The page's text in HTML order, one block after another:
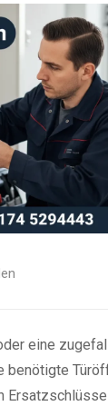
eine
benötigte